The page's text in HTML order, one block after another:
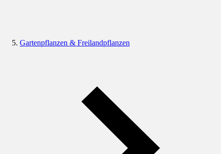
Gartenpflanzen & Freilandpflanzen